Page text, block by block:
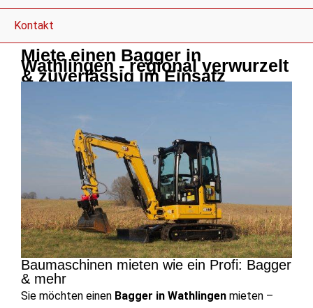
Kontakt
Miete einen Bagger in
Wathlingen - regional verwurzelt
& zuverlässig im Einsatz
Baumaschinen mieten wie ein Profi: Bagger
& mehr
Sie möchten einen Bagger in Wathlingen mieten –